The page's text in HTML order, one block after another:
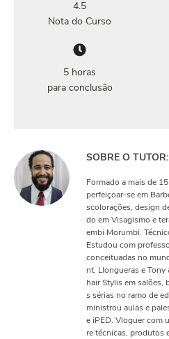
4.5
Nota do Curso
5 horas
para conclusão
SOBRE O
Formado a mais de
perfeiçoar-se em
scolorações, design
do em Visagismo e
embi Morumbi.
Estudou com
conceituadas no
nt, Llongueras e
hair Stylis em salões,
s sérias no ramo de
ministrou aulas e
e iPED. Vloguer com
re técnicas, produtos